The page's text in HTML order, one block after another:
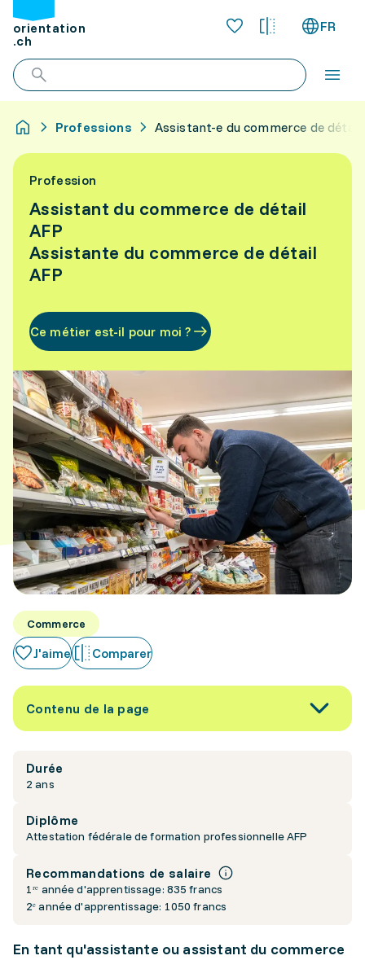
orientation
.ch
FR
Professions Assistant-e du commerce de détail
Profession
Assistant du commerce de détail
AFP
Assistante du commerce de détail
AFP
Ce métier est-il pour moi ?
Commerce
J'aime Comparer
Contenu de la page
Durée
2 ans
Diplôme
Attestation fédérale de formation professionnelle AFP
Recommandations de salaire
1ʳᵉ année d'apprentissage: 835 francs
2ᵉ année d'apprentissage: 1050 francs
En tant qu'assistante ou assistant du commerce